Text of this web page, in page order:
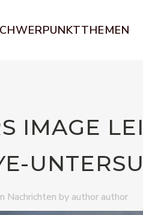
IMAGE
Nachrichten by author author